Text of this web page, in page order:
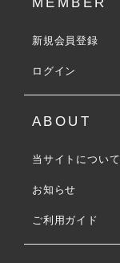
新規会員登録
ログイン
ABOUT
当サイトについて
お知らせ
ご利用ガイド